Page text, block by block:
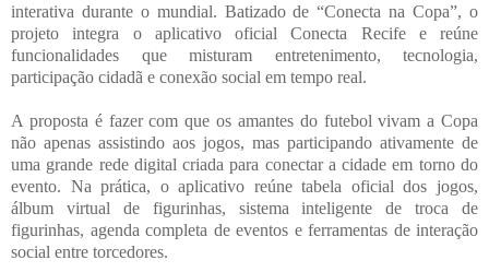
interativa durante o mundial. Batizado de “Conecta na Copa”, o
projeto integra o aplicativo oficial Conecta Recife e reúne
funcionalidades que misturam entretenimento, tecnologia,
participação cidadã e conexão social em tempo real.
A proposta é fazer com que os amantes do futebol vivam a Copa
não apenas assistindo aos jogos, mas participando ativamente de
uma grande rede digital criada para conectar a cidade em torno do
evento. Na prática, o aplicativo reúne tabela oficial dos jogos,
álbum virtual de figurinhas, sistema inteligente de troca de
figurinhas, agenda completa de eventos e ferramentas de interação
social entre torcedores.